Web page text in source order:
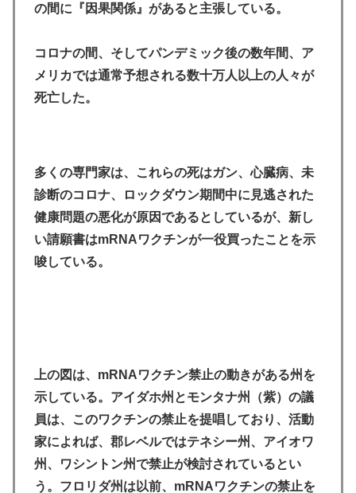
の間に『因果関係』があると主張している。
コロナの間、そしてパンデミック後の数年間、ア
メリカでは通常予想される数十万人以上の人々が
死亡した。
多くの専門家は、これらの死はガン、心臓病、未
診断のコロナ、ロックダウン期間中に見逃された
健康問題の悪化が原因であるとしているが、新し
い請願書はmRNAワクチンが一役買ったことを示
唆している。
上の図は、mRNAワクチン禁止の動きがある州を
示している。アイダホ州とモンタナ州（紫）の議
員は、このワクチンの禁止を提唱しており、活動
家によれば、郡レベルではテネシー州、アイオワ
州、ワシントン州で禁止が検討されているとい
う。フロリダ州は以前、mRNAワクチンの禁止を